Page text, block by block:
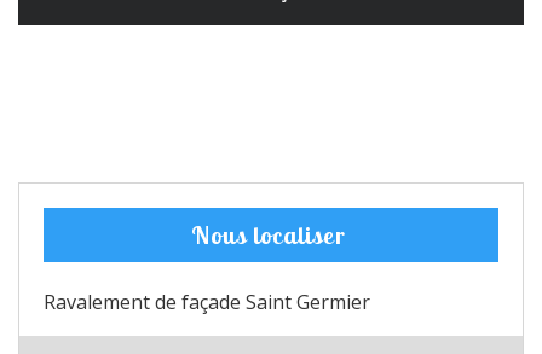
Nous localiser
Ravalement de façade Saint Germier